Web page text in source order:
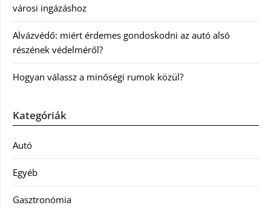
városi ingázáshoz
Alvázvédő: miért érdemes gondoskodni az autó alsó
részének védelméről?
Hogyan válassz a minőségi rumok közül?
Kategóriák
Autó
Egyéb
Gasztronómia